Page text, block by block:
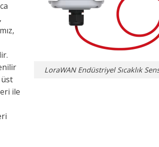
LoraWAN Endüstriyel Sıcaklık
ile